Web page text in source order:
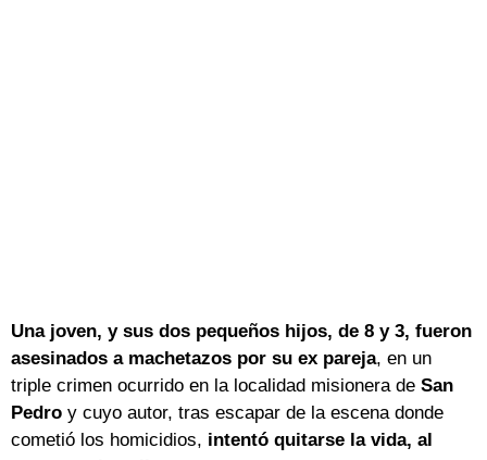
Una joven, y sus dos pequeños hijos, de 8 y 3, fueron
asesinados a machetazos por su ex pareja, en un
triple crimen ocurrido en la localidad misionera de San
Pedro y cuyo autor, tras escapar de la escena donde
cometió los homicidios, intentó quitarse la vida, al